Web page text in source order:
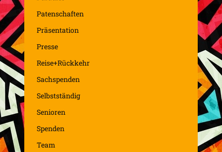
Patenschaften
Präsentation
Presse
Reise+Rückkehr
Sachspenden
Selbstständig
Senioren
Spenden
Team